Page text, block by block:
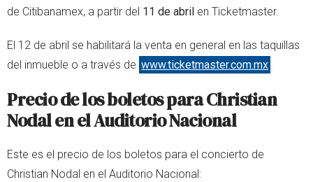
de Citibanamex, a partir del 11 de abril en Ticketmaster.
El 12 de abril se habilitará la venta en general en las taquillas
del inmueble o a través de www.ticketmaster.com.mx .
Precio de los boletos para Christian
Nodal en el Auditorio Nacional
Este es el precio de los boletos para el concierto de
Christian Nodal en el Auditorio Nacional: